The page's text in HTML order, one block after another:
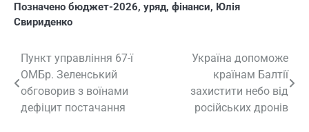
Позначено бюджет-2026, уряд, фінанси, Юлія
Свириденко
Навігація
записів
Пункт управління 67-ї
ОМБр. Зеленський
обговорив з воїнами
дефіцит постачання
Україна допоможе
країнам Балтії
захистити небо від
російських дронів